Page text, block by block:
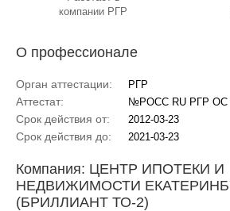
компании РГР
О профессионале
Орган аттестации: РГР
Аттестат: №РОСС RU РГР ОС
Срок действия от: 2012-03-23
Срок действия до: 2021-03-23
Компания: ЦЕНТР ИПОТЕКИ И
НЕДВИЖИМОСТИ
(БРИЛЛИАНТ ТО-2)